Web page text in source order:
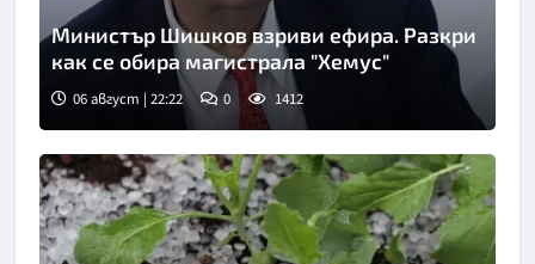
Снимка: БТА
Министър Шишков взриви ефира. Разкри
как се обира магистрала "Хемус"
06 август | 22:22 0 1412